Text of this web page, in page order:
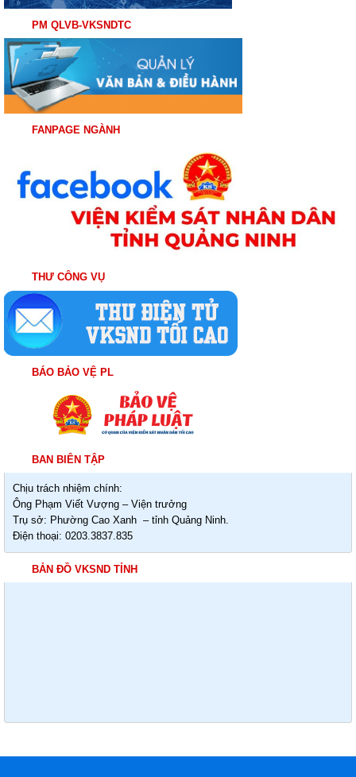
PM QLVB-VKSNDTC
FANPAGE NGÀNH
THƯ CÔNG VỤ
BÁO BẢO VỆ PL
BAN BIÊN TẬP
Chịu trách nhiệm chính:
Ông Phạm Viết Vượng – Viện trưởng
Trụ sở: Phường Cao Xanh – tỉnh Quảng Ninh.
Điện thoại: 0203.3837.835
BẢN ĐỒ VKSND TỈNH